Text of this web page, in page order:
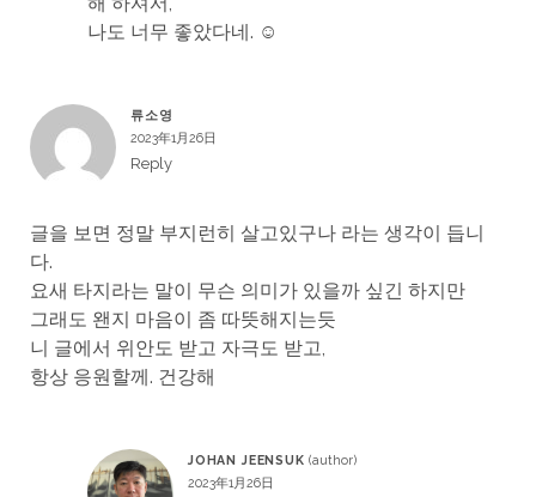
나도 너무 좋았다네. ☺
류소영
2023年1月26日
Reply
글을 보면 정말 부지런히 살고있구나 라는 생각이 듭니
다.
요새 타지라는 말이 무슨 의미가 있을까 싶긴 하지만
그래도 왠지 마음이 좀 따뜻해지는듯
니 글에서 위안도 받고 자극도 받고,
항상 응원할께. 건강해
JOHAN JEENSUK
2023年1月26日